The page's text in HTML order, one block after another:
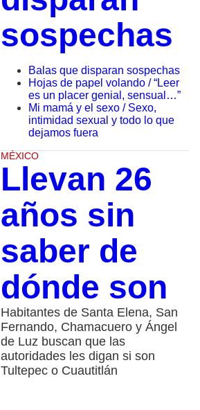
sospechas
Balas que disparan sospechas
Hojas de papel volando / “Leer
es un placer genial, sensual…”
Mi mamá y el sexo / Sexo,
intimidad sexual y todo lo que
dejamos fuera
MÉXICO
Llevan 26
años sin
saber de
dónde son
Habitantes de Santa Elena, San
Fernando, Chamacuero y Ángel
de Luz buscan que las
autoridades les digan si son
Tultepec o Cuautitlán